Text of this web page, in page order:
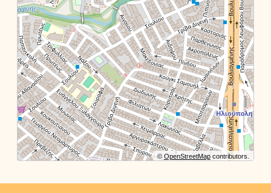
©OpenStreetMapcontributors.